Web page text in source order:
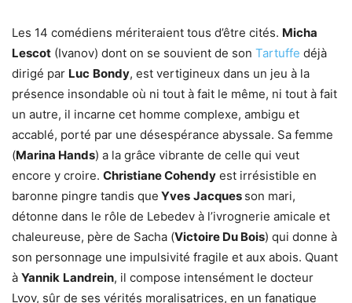
Les 14 comédiens mériteraient tous d’être cités. Micha
Lescot (Ivanov) dont on se souvient de son Tartuffe déjà
dirigé par Luc Bondy, est vertigineux dans un jeu à la
présence insondable où ni tout à fait le même, ni tout à fait
un autre, il incarne cet homme complexe, ambigu et
accablé, porté par une désespérance abyssale. Sa femme
(Marina Hands) a la grâce vibrante de celle qui veut
encore y croire. Christiane Cohendy est irrésistible en
baronne pingre tandis que Yves Jacques son mari,
détonne dans le rôle de Lebedev à l’ivrognerie amicale et
chaleureuse, père de Sacha (Victoire Du Bois) qui donne à
son personnage une impulsivité fragile et aux abois. Quant
à Yannik Landrein, il compose intensément le docteur
Lvov, sûr de ses vérités moralisatrices, en un fanatique